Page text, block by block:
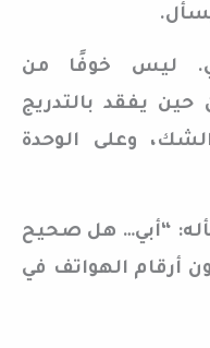
يسأل.
ليس خوفًا من
حين يفقد بالتدريج
وعلى الوحدة
“أبي… هل صحيح
أرقام الهواتف في